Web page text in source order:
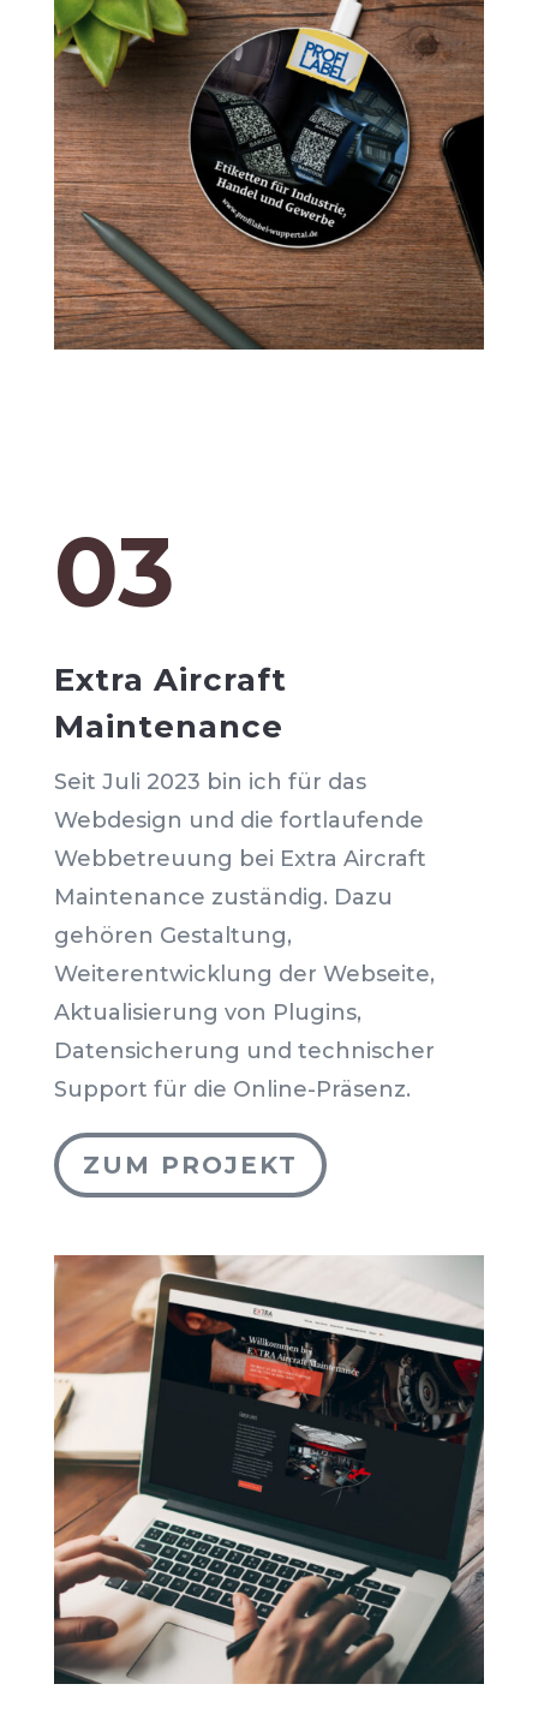
03
Extra Aircraft
Maintenance
Seit Juli 2023 bin ich für das
Webdesign und die fortlaufende
Webbetreuung bei Extra Aircraft
Maintenance zuständig. Dazu
gehören Gestaltung,
Weiterentwicklung der Webseite,
Aktualisierung von Plugins,
Datensicherung und technischer
Support für die Online-Präsenz.
ZUM PROJEKT